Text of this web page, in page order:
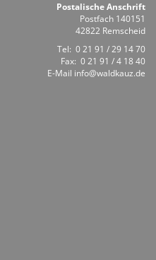
Postalische Anschrift
Postfach 140151
42822 Remscheid
Tel: 0 21 91 / 29 14 70
Fax: 0 21 91 / 4 18 40
E-Mail info@waldkauz.de